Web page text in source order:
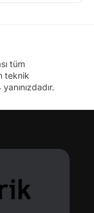
tüm
teknik